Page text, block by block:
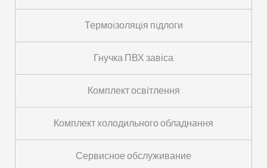
Термоiзоляцiя пiдлоги
Гнучка ПВХ завіса
Комплект освітлення
Комплект холодильного обладнання
Сервисное обслуживание